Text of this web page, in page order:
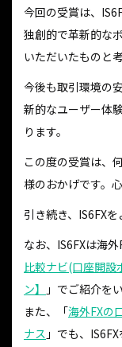
今回の受賞は、
独創的で革新的な
いただいたものと
今後も取引環境の
新的なユーザー体
ります。
この度の受賞は、
様のおかげです。
引き続き、IS6FXを
なお、IS6FXは海
比較ナビ(口座開設
ン】
」でご紹介を
また、「海外FXの
ナス 」でも、